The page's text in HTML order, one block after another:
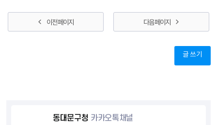
이전 페이지 다음 페이지
글 쓰기
동대문구청 카카오톡채널